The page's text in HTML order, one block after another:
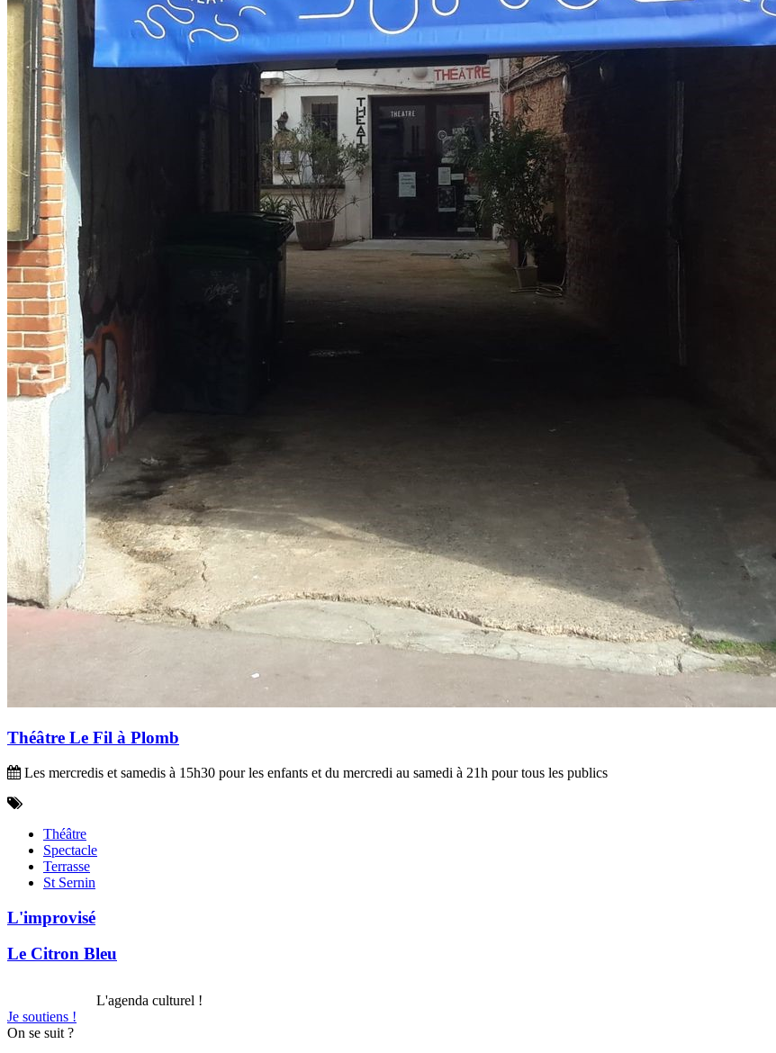
Théâtre Le Fil à Plomb
Les mercredis et samedis à 15h30 pour les enfants et du mercredi au samedi à 21h pour tous les publics
Théâtre
Spectacle
Terrasse
St Sernin
L'improvisé
Le Citron Bleu
L'agenda culturel !
Je soutiens !
On se suit ?